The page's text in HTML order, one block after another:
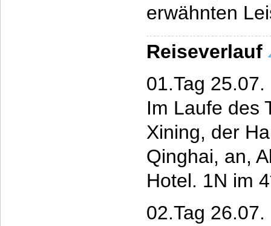
erwähnten
Reiseverlauf
01.Tag
Im Laufe des
Xining, der
Qinghai, an,
Hotel. 1N im
02.Tag